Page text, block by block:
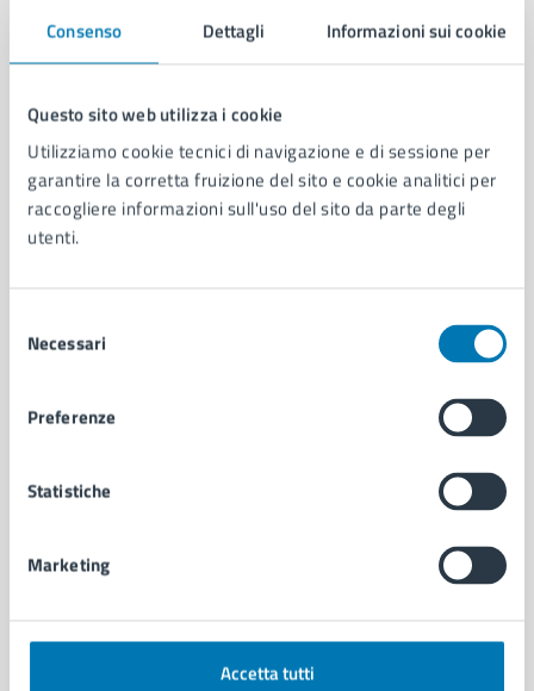
Consenso Dettagli Informazioni sui cookie
Questo sito web utilizza i cookie
Utilizziamo cookie tecnici di navigazione e di sessione per
garantire la corretta fruizione del sito e cookie analitici per
raccogliere informazioni sull'uso del sito da parte degli
utenti.
delNecessari
Preferenze
Statistiche
Marketing
Accetta tutti
AMMINISTRAZIONE
Aree amministrative
Organi di governo
Politici
Documenti e dati
Ambiente
Anagrafe e stato civile
Cultura e tempo libero